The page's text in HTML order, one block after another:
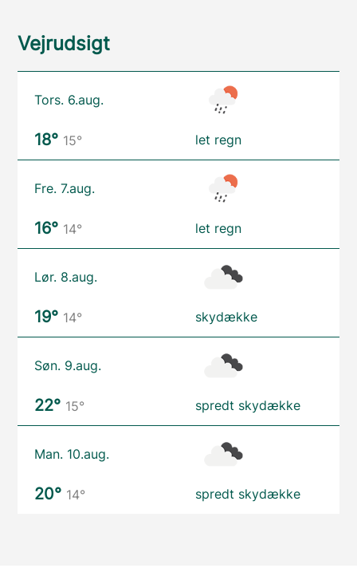
Vejrudsigt
Tors. 6.aug.
18° 15° let regn
Fre. 7.aug.
16° 14° let regn
Lør. 8.aug.
19° 14° skydække
Søn. 9.aug.
22° 15° spredt skydække
Man. 10.aug.
20° 14° spredt skydække